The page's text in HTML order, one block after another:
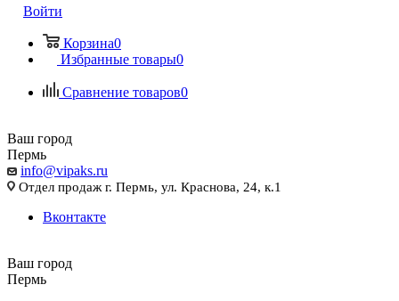
Войти
Корзина0
Избранные товары0
Сравнение товаров0
Ваш город
Пермь
info@vipaks.ru
Отдел продаж г. Пермь, ул. Краснова, 24, к.1
Вконтакте
Ваш город
Пермь